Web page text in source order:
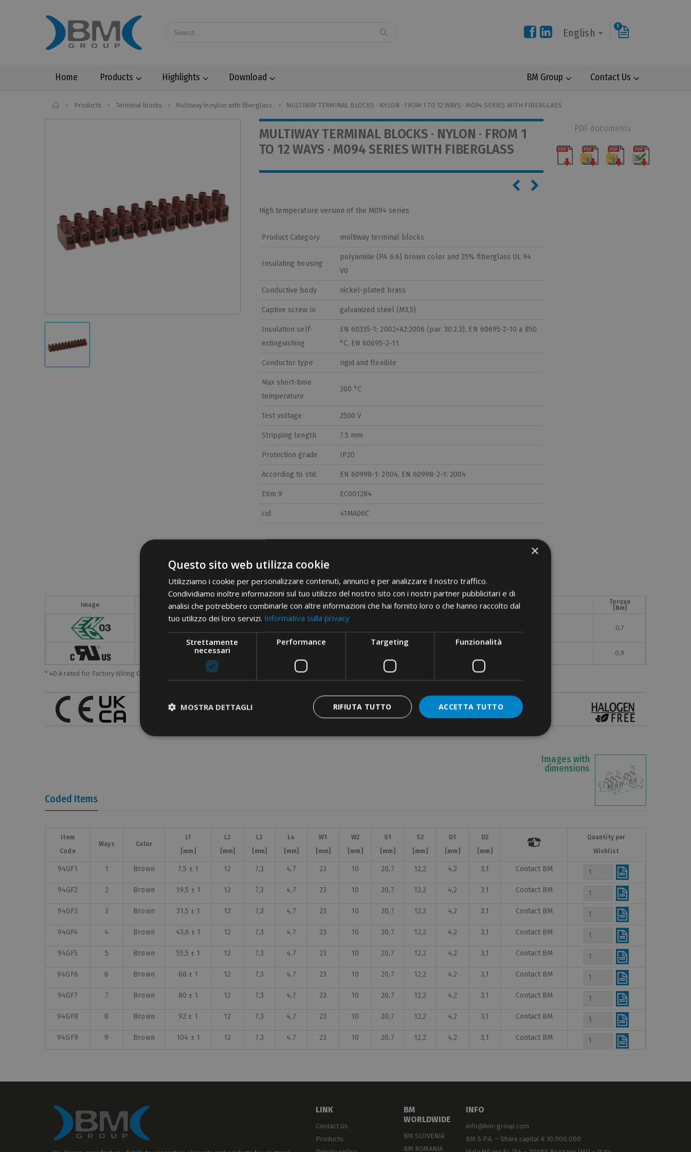
English
0
Home Products Highlights Download Contact Us
BM Group
Home
Products Terminal blocks Multiway in nylon with fiberglass MULTIWAY TERMINAL BLOCKS · NYLON · FROM 1 TO 12 WAYS · M094 SERIES WITH FIBERGLASS
MULTIWAY TERMINAL BLOCKS · NYLON · FROM 1
TO 12 WAYS · M094 SERIES WITH FIBERGLASS
High temperature version of the M094 series
Product Category multiway terminal blocks
Insulating housing
polyamide (PA 6.6) brown color and 25% fiberglass UL 94
V0
Conductive body nickel-plated brass
Captive screw in galvanized steel (M3,5)
Insulation self-
extinguishing
EN 60335-1: 2002+A2:2006 (par. 30.2.3), EN 60695-2-10 a 850
°C, EN 60695-2-11
Conductor type rigid and flexible
Max short-time
temperature
200 °C
Test voltage 2500 V
Stripping length 7.5 mm
Protection grade IP20
According to std. EN 60998-1: 2004, EN 60998-2-1: 2004
Etim 9 EC001284
cid 41MA06C
PDF documents
Image
[mm²]
[AWG]
Rated voltage
[V]
Test current
[A]
Max operating temperature
[°C]
Torque
[Nm]
0,7
18-10 0,9
* 40 A rated for Factory Wiring Only
Images with
dimensions
Coded Items
Item
Code
Ways Color
L1
[mm]
L2
[mm]
L3
[mm]
L4
[mm]
W1
[mm]
W2
[mm]
S1
[mm]
S2
[mm]
D1
[mm]
D2
[mm]

Quantity per
Wishlist
Item
Code
Ways Color
L1
[mm]
L2
[mm]
L3
[mm]
L4
[mm]
W1
[mm]
W2
[mm]
S1
[mm]
S2
[mm]
D1
[mm]
D2
[mm]

Quantity per
Wishlist
94GF1 1 Brown 7,5 ± 1 12 7,3 4,7 23 10 20,7 12,2 4,2 3,1 Contact BM
94GF2 2 Brown 19,5 ± 1 12 7,3 4,7 23 10 20,7 12,2 4,2 3,1 Contact BM
94GF3 3 Brown 31,5 ± 1 12 7,3 4,7 23 10 20,7 12,2 4,2 3,1 Contact BM
94GF4 4 Brown 43,6 ± 1 12 7,3 4,7 23 10 20,7 12,2 4,2 3,1 Contact BM
94GF5 5 Brown 55,5 ± 1 12 7,3 4,7 23 10 20,7 12,2 4,2 3,1 Contact BM
94GF6 6 Brown 68 ± 1 12 7,3 4,7 23 10 20,7 12,2 4,2 3,1 Contact BM
94GF7 7 Brown 80 ± 1 12 7,3 4,7 23 10 20,7 12,2 4,2 3,1 Contact BM
94GF8 8 Brown 92 ± 1 12 7,3 4,7 23 10 20,7 12,2 4,2 3,1 Contact BM
94GF9 9 Brown 104 ± 1 12 7,3 4,7 23 10 20,7 12,2 4,2 3,1 Contact BM
94GF11 11 Brown 128 ± 1 12 7,3 4,7 23 10 20,7 12,2 4,2 3,1 Contact BM
LINK
Contact Us
Products
BM
WORLDWIDE
BM SLOVENIA
BM ROMANIA
INFO
info@bm-group.com
BM S.P.A. – Share capital € 10.000.000
×
Questo sito web utilizza cookie
Utilizziamo i cookie per personalizzare contenuti, annunci e per analizzare il nostro traffico.
Condividiamo inoltre informazioni sul tuo utilizzo del nostro sito con i nostri partner pubblicitari e di
analisi che potrebbero combinarle con altre informazioni che hai fornito loro o che hanno raccolto dal
tuo utilizzo dei loro servizi. Informativa sulla privacy
Strettamente
necessari
Performance Targeting Funzionalità
ACCETTA TUTTO
RIFIUTA TUTTO
MOSTRA DETTAGLI